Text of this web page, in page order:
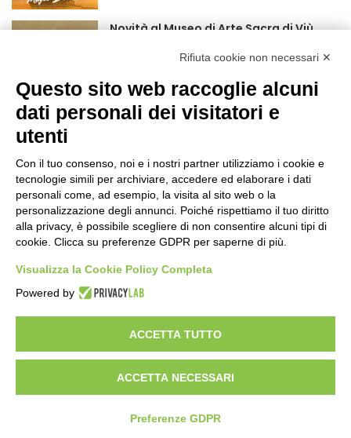
Novità al Museo di Arte Sacra di Viù
Il codice segreto dei neuroni: la
memoria della nascita che costruisce il
Una guida alimentare per affrontare i
giorni più caldi: come idratarsi e cosa
portare in tavola a Ferragosto
21 ore fa
Basket Torino guarda al futuro:
accordo pluriennale con il giovane
22 ore fa
Visibileweb - IT03270560802 - info@cronacamilano.it
Privacy Policy
Rifiuta cookie non necessari ✕
Questo sito web raccoglie alcuni
dati personali dei visitatori e
utenti
Con il tuo consenso, noi e i nostri partner utilizziamo i cookie e
tecnologie simili per archiviare, accedere ed elaborare i dati
personali come, ad esempio, la visita al sito web o la
personalizzazione degli annunci. Poiché rispettiamo il tuo diritto
alla privacy, è possibile scegliere di non consentire alcuni tipi di
cookie. Clicca su preferenze GDPR per saperne di più.
Visualizza la Cookie Policy Completa
Powered by
ACCETTA TUTTO
ACCETTA NECESSARI
Preferenze GDPR